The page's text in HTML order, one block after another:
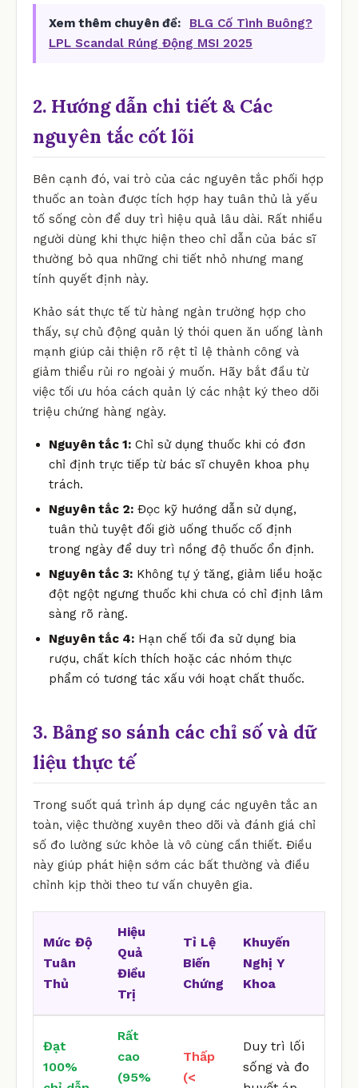
Xem thêm chuyên đề:
BLG Cố Tình Buông?
LPL Scandal Rúng Động MSI 2025
2. Hướng dẫn chi tiết & Các
nguyên tắc cốt lõi
Bên cạnh đó, vai trò của các nguyên tắc phối hợp
thuốc an toàn được tích hợp hay tuân thủ là yếu
tố sống còn để duy trì hiệu quả lâu dài. Rất nhiều
người dùng khi thực hiện theo chỉ dẫn của bác sĩ
thường bỏ qua những chi tiết nhỏ nhưng mang
tính quyết định này.
Khảo sát thực tế từ hàng ngàn trường hợp cho
thấy, sự chủ động quản lý thói quen ăn uống lành
mạnh giúp cải thiện rõ rệt tỉ lệ thành công và
giảm thiểu rủi ro ngoài ý muốn. Hãy bắt đầu từ
việc tối ưu hóa cách quản lý các nhật ký theo dõi
triệu chứng hàng ngày.
Nguyên tắc 1: Chỉ sử dụng thuốc khi có đơn
chỉ định trực tiếp từ bác sĩ chuyên khoa phụ
trách.
Nguyên tắc 2: Đọc kỹ hướng dẫn sử dụng,
tuân thủ tuyệt đối giờ uống thuốc cố định
trong ngày để duy trì nồng độ thuốc ổn định.
Nguyên tắc 3: Không tự ý tăng, giảm liều hoặc
đột ngột ngưng thuốc khi chưa có chỉ định lâm
sàng rõ ràng.
Nguyên tắc 4: Hạn chế tối đa sử dụng bia
rượu, chất kích thích hoặc các nhóm thực
phẩm có tương tác xấu với hoạt chất thuốc.
3. Bảng so sánh các chỉ số và dữ
liệu thực tế
Trong suốt quá trình áp dụng các nguyên tắc an
toàn, việc thường xuyên theo dõi và đánh giá chỉ
số đo lường sức khỏe là vô cùng cần thiết. Điều
này giúp phát hiện sớm các bất thường và điều
chỉnh kịp thời theo tư vấn chuyên gia.
Mức Độ
Tuân
Thủ
Hiệu
Quả
Điều
Trị
Tỉ Lệ
Biến
Chứng
Khuyến
Nghị Y
Khoa
Đạt
100%
Rất
cao
(95%
Thấp
(<
Duy trì lối
sống và đo